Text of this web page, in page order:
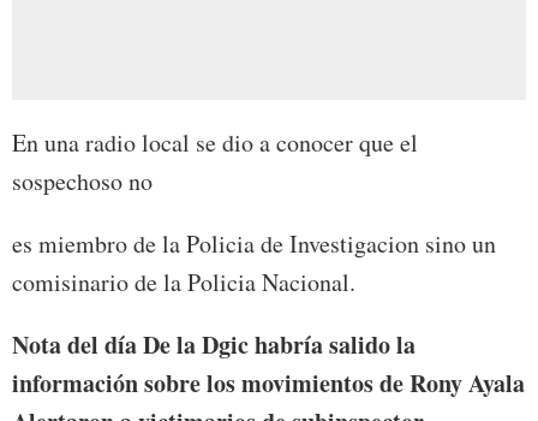
En una radio local se dio a conocer que el
sospechoso no
es miembro de la Policia de Investigacion sino un
comisinario de la Policia Nacional.
Nota del día De la Dgic habría salido la
información sobre los movimientos de Rony Ayala